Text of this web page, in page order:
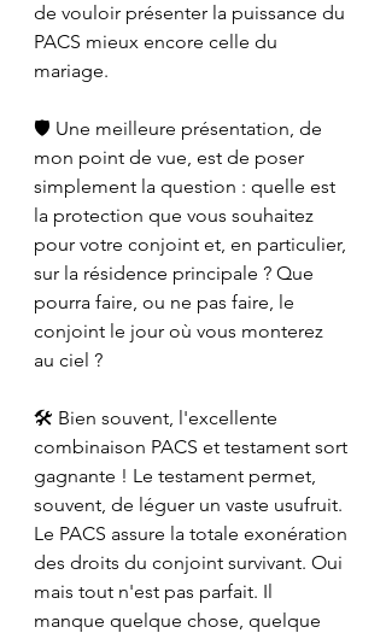
de vouloir présenter la puissance du
PACS mieux encore celle du
mariage.
🛡 Une meilleure présentation, de
mon point de vue, est de poser
simplement la question : quelle est
la protection que vous souhaitez
pour votre conjoint et, en particulier,
sur la résidence principale ? Que
pourra faire, ou ne pas faire, le
conjoint le jour où vous monterez
au ciel ?
🛠 Bien souvent, l'excellente
combinaison PACS et testament sort
gagnante ! Le testament permet,
souvent, de léguer un vaste usufruit.
Le PACS assure la totale exonération
des droits du conjoint survivant. Oui
mais tout n'est pas parfait. Il
manque quelque chose, quelque